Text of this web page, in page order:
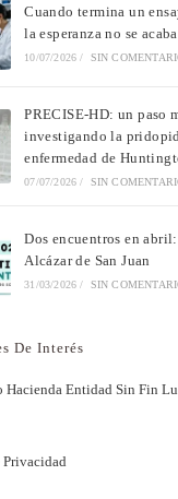
Cuando termina un
la esperanza no se acaba
10/07/2026 / SIN
PRECISE-HD: un paso
investigando la
enfermedad de
07/07/2026 / SIN
Dos encuentros en
Alcázar de San Juan
31/03/2026 / SIN
De Interés
Hacienda Entidad Sin Fin